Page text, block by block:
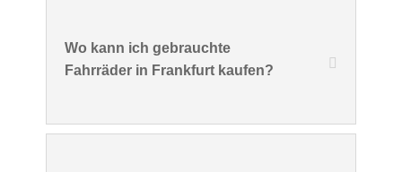
Wo kann ich gebrauchte
Fahrräder in Frankfurt kaufen?